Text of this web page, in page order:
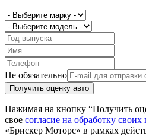
Не обязательно
Получить оценку авто
Нажимая на кнопку “Получить
свое согласие на обработку
«Брискер Моторс» в рамках